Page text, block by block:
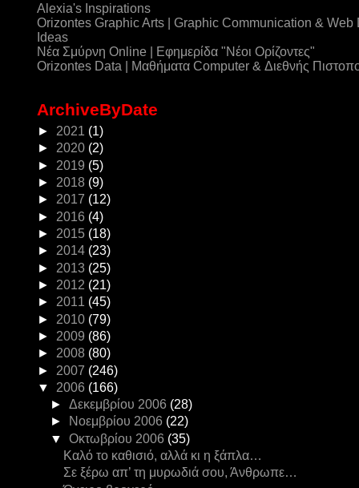
Alexia's Inspirations
Orizontes Graphic Arts | Graphic Communication & Web
Ideas
Νέα Σμύρνη Online | Εφημερίδα "Νέοι Ορίζοντες"
Orizontes Data | Μαθήματα Computer & Διεθνής
ArchiveByDate
► 2021 (1)
► 2020 (2)
► 2019 (5)
► 2018 (9)
► 2017 (12)
► 2016 (4)
► 2015 (18)
► 2014 (23)
► 2013 (25)
► 2012 (21)
► 2011 (45)
► 2010 (79)
► 2009 (86)
► 2008 (80)
► 2007 (246)
▼ 2006 (166)
► Δεκεμβρίου 2006 (28)
►
Νοεμβρίου 2006 (22)
▼ Οκτωβρίου 2006 (35)
Καλό το καθισιό, αλλά κι η ξάπλα…
Σε ξέρω απ’ τη μυρωδιά σου, Άνθρωπε…